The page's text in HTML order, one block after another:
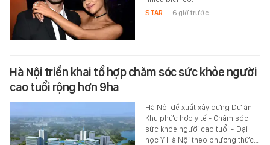
STAR - 6 giờ trước
Hà Nội triển khai tổ hợp chăm sóc sức khỏe người
cao tuổi rộng hơn 9ha
Hà Nội đề xuất xây dựng Dự án
Khu phức hợp y tế - Chăm sóc
sức khỏe người cao tuổi - Đại
học Y Hà Nội theo phương thức…